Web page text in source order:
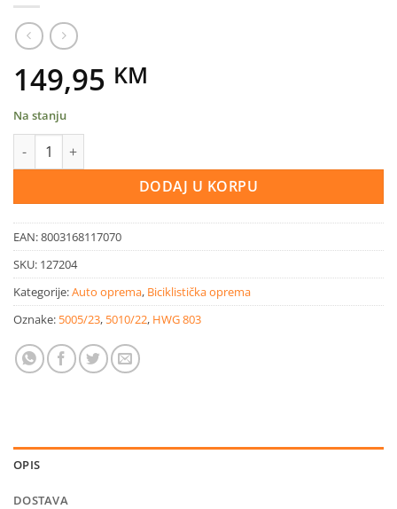
149,95 KM
Na stanju
Auto nosač do 3 bicikla Mistral količina
DODAJ U KORPU
EAN:8003168117070
SKU: 127204
Kategorije:Auto oprema, Biciklistička oprema
Oznake: 5005/23, 5010/22, HWG 803
OPIS
DOSTAVA